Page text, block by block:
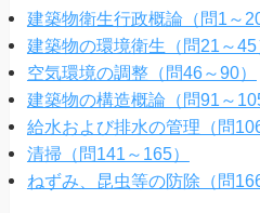
建築物衛生行政概論（問1～20
建築物の環境衛生（問21～45
空気環境の調整（問46～90）
建築物の構造概論（問91～
給水および排水の管理（問
清掃（問141～165）
ねずみ、昆虫等の防除（問